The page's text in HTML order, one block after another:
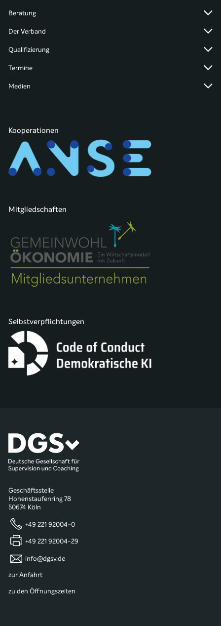
Beratung
Der Verband
Qualifizierung
Termine
Medien
Kooperationen
Mitgliedschaften
Selbstverpflichtungen
Geschäftsstelle
Hohenstaufenring 78
50674 Köln
+49 221 92004-0
+49 221 92004-29
info@dgsv.de
zur Anfahrt
zu den Öffnungszeiten